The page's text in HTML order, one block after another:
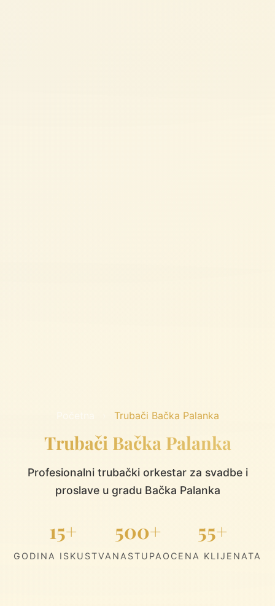
Trubači Bačka Palanka
Trubači Bačka Palanka
Profesionalni trubački orkestar za svadbe i
proslave u gradu Bačka Palanka
15+
GODINA ISKUSTVA
500+
NASTUPA
55+
OCENA KLIJENATA